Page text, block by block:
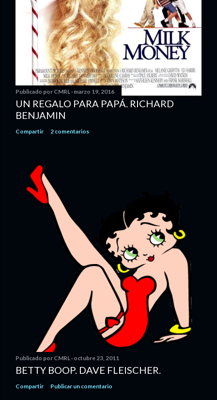
Publicado por CMRL marzo 19, 2016
UN REGALO PARA PAPÁ. RICHARD
BENJAMIN
Compartir 2 comentarios
Publicado por CMRL octubre 23, 2011
BETTY BOOP. DAVE FLEISCHER.
Compartir Publicar un comentario